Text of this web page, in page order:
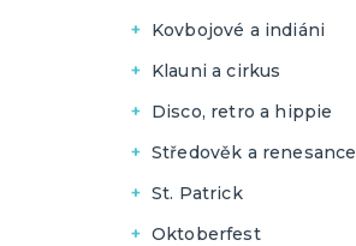
Pánské
Dámské
Pánské
Kovbojové a indiáni
Dámské
Pánské
Klauni a cirkus
Dámské
Pánské
Disco, retro a hippie
Pánské
Dámské
Středověk a renesance
Pánské
Dámské
St. Patrick
Dámské
Oktoberfest